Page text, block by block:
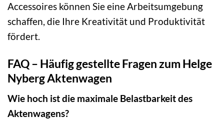
Accessoires können Sie eine Arbeitsumgebung
schaffen, die Ihre Kreativität und Produktivität
fördert.
FAQ – Häufig gestellte Fragen zum Helge
Nyberg Aktenwagen
Wie hoch ist die maximale Belastbarkeit des
Aktenwagens?